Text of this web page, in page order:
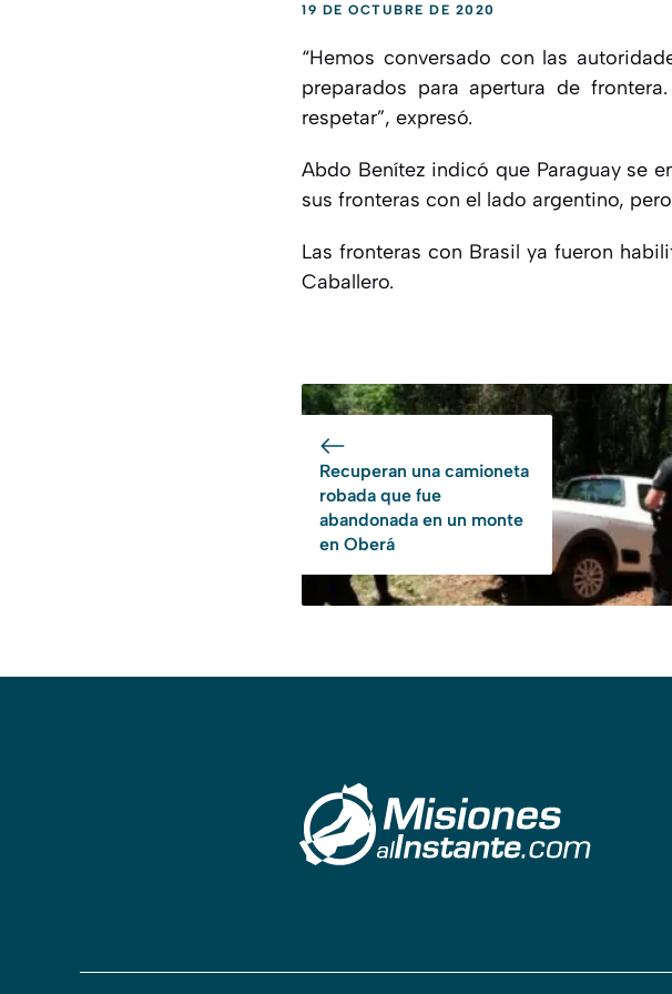
19 DE OCTUBRE DE 2020
“Hemos conversado con las
preparados para apertura de
respetar”, expresó.
Abdo Benítez indicó que Paraguay se
sus fronteras con el lado argentino,
Las fronteras con Brasil ya fueron
Caballero.
Recuperan una camioneta
robada que fue
abandonada en un monte
en Oberá